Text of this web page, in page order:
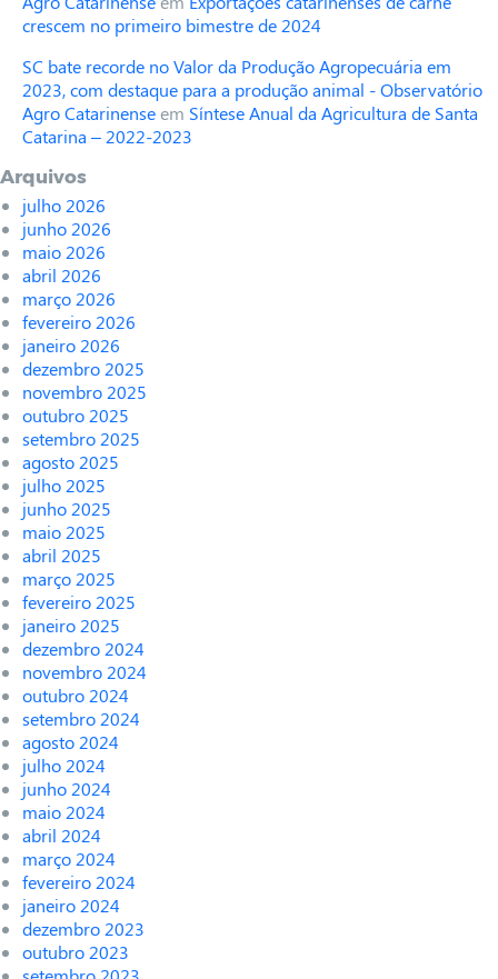
crescem no primeiro bimestre de 2024
SC bate recorde no Valor da Produção Agropecuária em
2023, com destaque para a produção animal - Observatório
Agro Catarinenseem Síntese Anual da Agricultura de Santa
Catarina – 2022-2023
Arquivos
julho 2026
junho 2026
maio 2026
abril 2026
março 2026
fevereiro 2026
janeiro 2026
dezembro 2025
novembro 2025
outubro 2025
setembro 2025
agosto 2025
julho 2025
junho 2025
maio 2025
abril 2025
março 2025
fevereiro 2025
janeiro 2025
dezembro 2024
novembro 2024
outubro 2024
setembro 2024
agosto 2024
julho 2024
junho 2024
maio 2024
abril 2024
março 2024
fevereiro 2024
janeiro 2024
dezembro 2023
outubro 2023